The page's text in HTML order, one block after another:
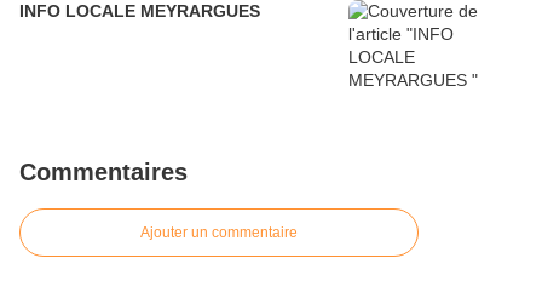
INFO LOCALE MEYRARGUES
Commentaires
Ajouter un commentaire